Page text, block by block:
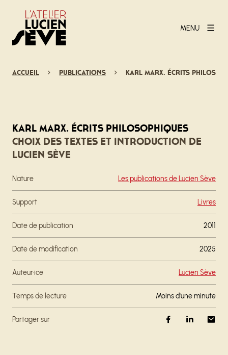
MENU
Accueil Publications Karl Marx. Écrits
Karl Marx. Écrits philosophiques
Choix des textes et introduction de
Lucien Sève
Nature Les publications de Lucien Sève
Support Livres
Date de publication 2011
Date de modification 2025
Auteur·ice Lucien Sève
Temps de lecture moins d'une minute
Partager sur